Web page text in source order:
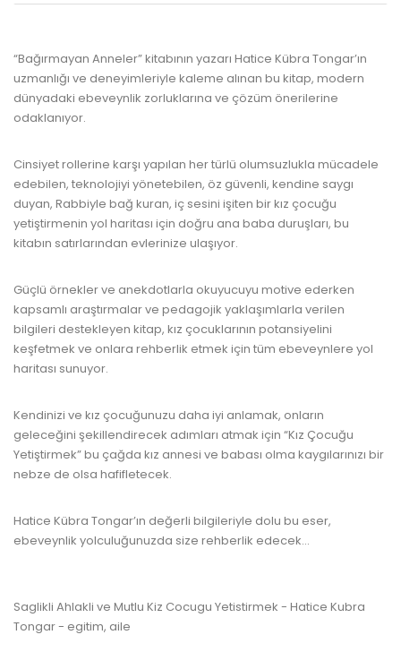
“Bağırmayan Anneler” kitabının yazarı Hatice Kübra Tongar’ın
uzmanlığı ve deneyimleriyle kaleme alınan bu kitap, modern
dünyadaki ebeveynlik zorluklarına ve çözüm önerilerine
odaklanıyor.
Cinsiyet rollerine karşı yapılan her türlü olumsuzlukla mücadele
edebilen, teknolojiyi yönetebilen, öz güvenli, kendine saygı
duyan, Rabbiyle bağ kuran, iç sesini işiten bir kız çocuğu
yetiştirmenin yol haritası için doğru ana baba duruşları, bu
kitabın satırlarından evlerinize ulaşıyor.
Güçlü örnekler ve anekdotlarla okuyucuyu motive ederken
kapsamlı araştırmalar ve pedagojik yaklaşımlarla verilen
bilgileri destekleyen kitap, kız çocuklarının potansiyelini
keşfetmek ve onlara rehberlik etmek için tüm ebeveynlere yol
haritası sunuyor.
Kendinizi ve kız çocuğunuzu daha iyi anlamak, onların
geleceğini şekillendirecek adımları atmak için “Kız Çocuğu
Yetiştirmek” bu çağda kız annesi ve babası olma kaygılarınızı bir
nebze de olsa hafifletecek.
Hatice Kübra Tongar’ın değerli bilgileriyle dolu bu eser,
ebeveynlik yolculuğunuzda size rehberlik edecek...
Saglikli Ahlakli ve Mutlu Kiz Cocugu Yetistirmek - Hatice Kubra
Tongar - egitim, aile